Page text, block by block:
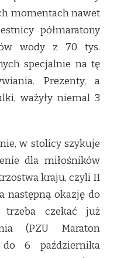
momentach nawet
półmaratony
wody z 70 tys.
specjalnie na tę
Prezenty, a
ważyły niemal 3
w stolicy szykuje
dla miłośników
kraju, czyli II
następną okazję do
trzeba czekać już
(PZU Maraton
6 października